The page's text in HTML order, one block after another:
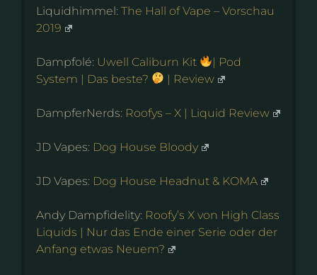
Liquidhimmel: The Hall of Vape – Vorschau
2019
Dampfolé: Uwell Caliburn Kit
| Pod
System | Das beste?
| Review
DampferNerds: Roofys – X | Liquid Review
JD Vapes: Dog House Bloody
JD Vapes: Dog House Headnut & KOMA
Andy Dampfidelity: Roofy’s X von High Class
Liquids | Nur das Ende einer Serie oder der
Anfang etwas Neuem?